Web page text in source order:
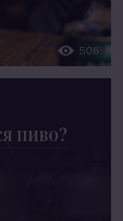
506
пиво?